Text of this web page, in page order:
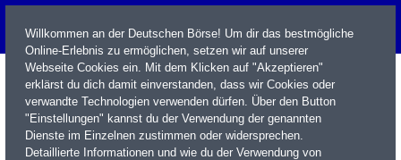
Willkommen an der Deutschen Börse! Um dir das bestmögliche
Online-Erlebnis zu ermöglichen, setzen wir auf unserer
Webseite Cookies ein. Mit dem Klicken auf "Akzeptieren"
erklärst du dich damit einverstanden, dass wir Cookies oder
verwandte Technologien verwenden dürfen. Über den Button
"Einstellungen" kannst du der Verwendung der genannten
Dienste im Einzelnen zustimmen oder widersprechen.
Detaillierte Informationen und wie du der Verwendung von